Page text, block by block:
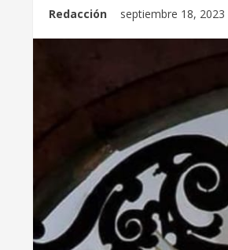
Redacción septiembre 18, 2023